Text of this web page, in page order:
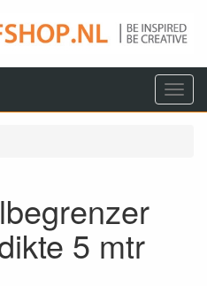
Menu
5 mtr